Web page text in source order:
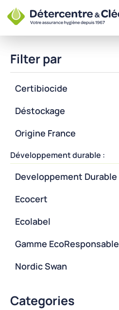
Filter par
Certibiocide
Déstockage
Origine France
Développement durable :
Developpement Durable
Ecocert
Ecolabel
Gamme EcoResponsable
Nordic Swan
Categories